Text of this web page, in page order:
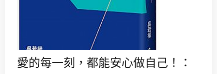
愛的每一刻，都能安心做自己！：